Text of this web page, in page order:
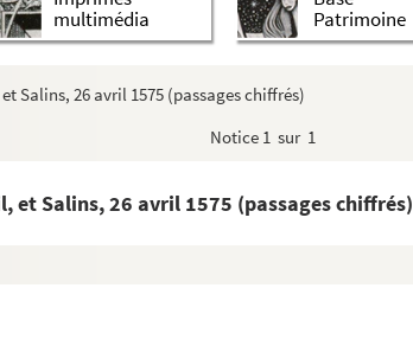
multimédia
Patrimoine
Salins, 26 avril 1575 (passages chiffrés)
Notice 1 sur 1
et Salins, 26 avril 1575 (passages chiffrés)
novembre 1578
cardinal sur la réconciliation entre l'archevêque, l...
d'Assonleville. « Viset-sur-Meuse », 22 décem...
9 janvier 1575